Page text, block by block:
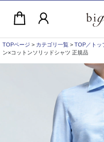
TOPページ > カテゴリ一覧 > TOP／トッ
ン×コットンソリッドシャツ 正規品